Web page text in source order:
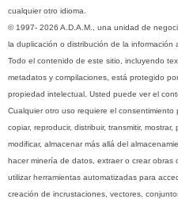
cualquier otro idioma.
© 1997- 2026 A.D.A.M., una unidad de
la duplicación o distribución de la información
Todo el contenido de este sitio, incluyendo
metadatos y compilaciones, está protegido
propiedad intelectual. Usted puede ver el
Cualquier otro uso requiere el
copiar, reproducir, distribuir, transmitir,
modificar, almacenar más allá del
hacer minería de datos, extraer o crear
utilizar herramientas automatizadas para
creación de incrustaciones, vectores,